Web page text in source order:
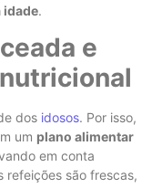
idade.
e
dos idosos. Por isso,
um plano alimentar
em conta
refeições são frescas,